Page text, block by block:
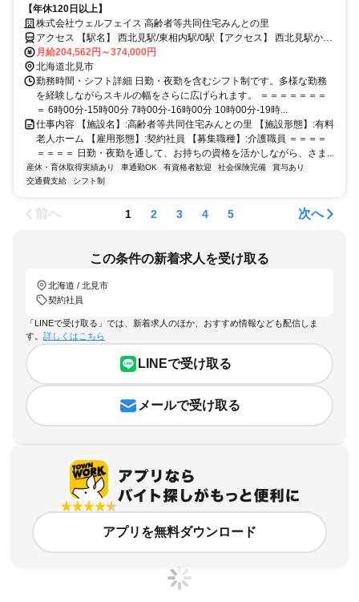
【年休120日以上】
株式会社ウェルフェイス 高齢者等共同住宅みんとの里
アクセス 【駅名】 西北見駅/東相内駅/0駅【アクセス】 西北見駅から
徒歩17分
月給204,562円～374,000円
北海道北見市
勤務時間・シフト詳細 日勤・夜勤を含むシフト制です。多様な勤務
を経験しながらスキルの幅をさらに広げられます。 ＝＝＝＝＝＝＝
＝ 6時00分-15時00分 7時00分-16時00分 10時00分-19時...
仕事内容 【施設名】:高齢者等共同住宅みんとの里 【施設形態】:有料
老人ホーム 【雇用形態】:契約社員 【募集職種】:介護職員 ＝＝＝＝
＝＝＝＝ 日勤・夜勤を通して、お持ちの資格を活かしながら、さま...
産休・育休取得実績あり 車通勤OK 有資格者歓迎 社会保険完備
賞与あり
交通費支給
シフト制
前へ 1 2 3 4 5 次へ
この条件の新着求人を受け取る
北海道 / 北見市
契約社員
「LINEで受け取る」では、新着求人のほか、おすすめ情報なども配信しま
す。 詳しくはこちら
LINEで受け取る
メールで受け取る
アプリを無料ダウンロード